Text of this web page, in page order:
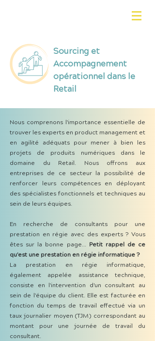
Sourcing et
Accompagnement
opérationnel dans le
Retail
Nous comprenons l'importance essentielle de
trouver les experts en product management et
en agilité adéquats pour mener à bien les
projets de produits numériques dans le
domaine du Retail. Nous offrons aux
entreprises de ce secteur la possibilité de
renforcer leurs compétences en déployant
des spécialistes fonctionnels et techniques au
sein de leurs équipes.
En recherche de consultants pour une
prestation en régie avec des experts ? Vous
êtes sur la bonne page... Petit rappel de ce
qu'est une prestation en régie informatique ?
La prestation en régie informatique,
également appelée assistance technique,
consiste en l'intervention d'un consultant au
sein de l'équipe du client. Elle est facturée en
fonction du temps de travail effectué via un
taux journalier moyen (TJM) correspondant au
montant pour une journée de travail du
consultant.